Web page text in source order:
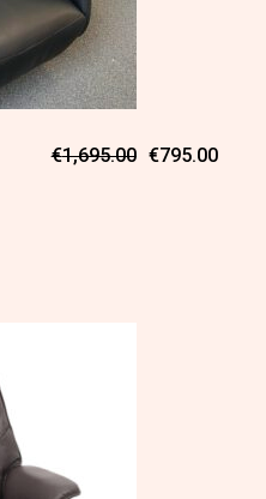
€1,695.00
prijs
€795.00
prijs